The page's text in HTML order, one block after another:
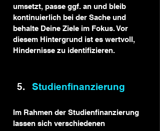
umsetzt, passe ggf. an und bleib
kontinuierlich bei der Sache und
behalte Deine Ziele im Fokus. Vor
diesem Hintergrund ist es wertvoll,
Hindernisse zu identifizieren.
Studienfinanzierung
Im Rahmen der Studienfinanzierung
lassen sich verschiedenen